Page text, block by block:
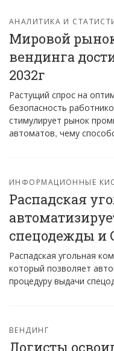
АНАЛИТИКА И
Мировой
вендинга
2032г
Растущий спрос на
безопасность
стимулирует рынок
автоматов, чему
ИНФОРМАЦИОННЫЕ
Распадская
спецодежды и
Распадская угольная
который позволяет
процедуру выдачи
ВЕНДИНГ
Логисты